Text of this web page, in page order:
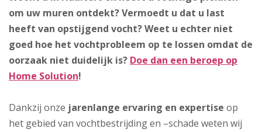
om uw muren ontdekt? Vermoedt u dat u last
heeft van opstijgend vocht? Weet u echter niet
goed hoe het vochtprobleem op te lossen omdat de
oorzaak niet duidelijk is? Doe dan een beroep op
Home Solution!
Dankzij onze jarenlange ervaring en expertise op
het gebied van vochtbestrijding en –schade weten wij